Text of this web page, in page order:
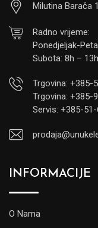
Milutina Barača
Radno vrijeme:
Ponedjeljak-
Subota: 8h – 13h
Trgovina: +385-
Trgovina: +385-
Servis: +385-
INFORMACIJE
O Nama